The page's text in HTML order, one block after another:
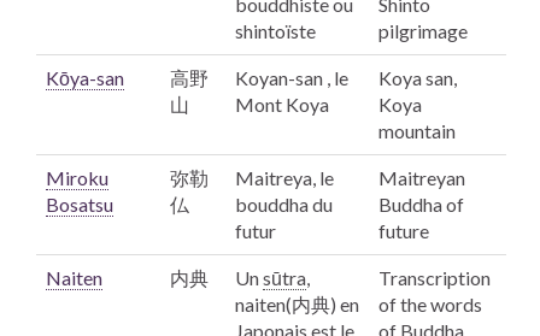
shintoïste
pilgrimage
Kōya-san
高野
山
Koyan-san , le
Mont Koya
Koya san,
Koya
mountain
Miroku
Bosatsu
弥勒
仏
Maitreya, le
bouddha du
futur
Maitreyan
Buddha of
future
Naiten 内典 Unsūtra,
naiten(内典) en
Japonais est le
Transcription
of the words
of Buddha